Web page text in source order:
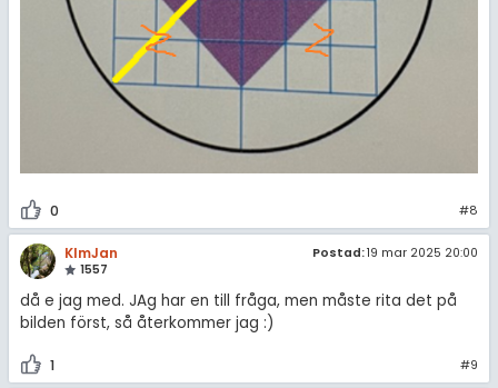
0 #8
KlmJan
1557
Postad:19 mar 2025 20:00
då e jag med. JAg har en till fråga, men måste rita det på
bilden först, så återkommer jag :)
1 #9